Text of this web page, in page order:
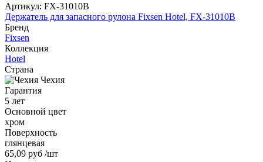
Артикул: FX-31010B
Держатель для запасного рулона Fixsen Hotel, FX-31010B
Бренд
Fixsen
Коллекция
Hotel
Страна
Чехия
Гарантия
5 лет
Основной цвет
хром
Поверхность
глянцевая
65,09 руб /шт